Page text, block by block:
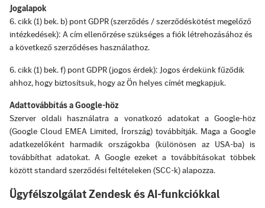
Jogalapok
6. cikk (1) bek. b) pont GDPR (szerződés / szerződéskötést megelőző
intézkedések): A cím ellenőrzése szükséges a fiók létrehozásához és
a következő szerződéses használathoz.
6. cikk (1) bek. f) pont GDPR (jogos érdek): Jogos érdekünk fűződik
ahhoz, hogy biztosítsuk, hogy az Ön helyes címét megkapjuk.
Adattovábbítás a Google-höz
Szerver oldali használatra a vonatkozó adatokat a Google-höz
(Google Cloud EMEA Limited, Írország) továbbítják. Maga a Google
adatkezelőként harmadik országokba (különösen az USA-ba) is
továbbíthat adatokat. A Google ezeket a továbbításokat többek
között standard szerződési feltételeken (SCC-k) alapozza.
Ügyfélszolgálat Zendesk és AI-funkciókkal